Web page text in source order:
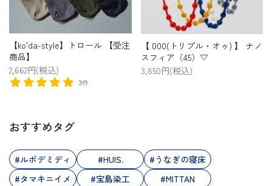
【ko'da-style】トロール 【受注
商品】
2,662円(税込)
3件
【 000(トリプル・オゥ) 】 ナノ
スフィア（45）▽
3,850円(税込)
おすすめタグ
#ルポデミディ #HUIS.
#うなぎの寝床
#タマキニイメ
#宝島染工 #MITTAN